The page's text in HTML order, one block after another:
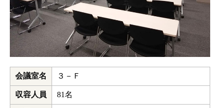
会議室名 ３－Ｆ
収容人員 81名